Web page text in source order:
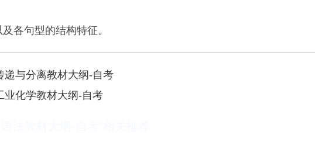
句型的结构特征。
递与分离教材大纲-自考
业化学教材大纲-自考